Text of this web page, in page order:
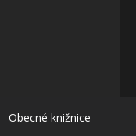
Obecné knižnice